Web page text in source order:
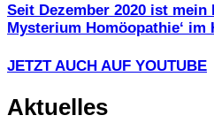
Seit Dezember 2020 ist mein
Mysterium Homöopathie‘ im
JETZT AUCH AUF YOUTUBE
Aktuelles